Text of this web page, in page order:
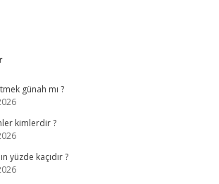
günah mı ?
kimlerdir ?
yüzde kaçıdır ?
https://betexpergiris.casino/